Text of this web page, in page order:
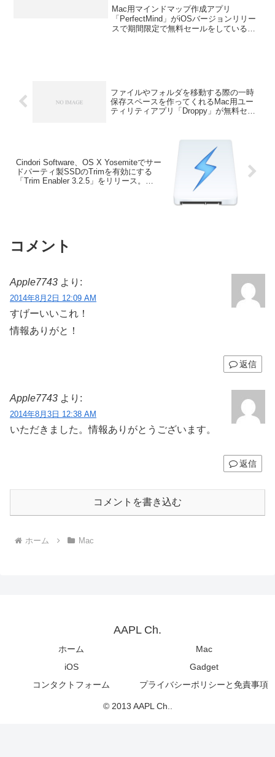
Mac用マインドマップ作成アプリ
「PerfectMind」がiOSバージョンリリー
スで期間限定で無料セールをしているそ
ファイルやフォルダを移動する際の一時
保存スペースを作ってくれるMac用ユー
ティリティアプリ「Droppy」が無料セー
Cindori Software、OS X Yosemiteでサー
ドパーティ製SSDのTrimを有効にする
「Trim Enabler 3.2.5」をリリース。
コメント
Apple7743 より:
2014年8月2日 12:09 AM
すげーいいこれ！
情報ありがと！
返信
Apple7743 より:
2014年8月3日 12:38 AM
いただきました。情報ありがとうございます。
返信
コメントを書き込む
ホーム Mac
AAPL Ch.
ホーム
Mac
iOS
Gadget
コンタクトフォーム
プライバシーポリシーと免責事項
© 2013 AAPL Ch..